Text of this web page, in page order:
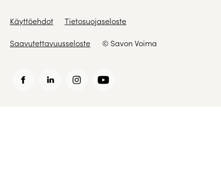
Käyttöehdot Tietosuojaseloste
Saavutettavuusseloste © Savon Voima